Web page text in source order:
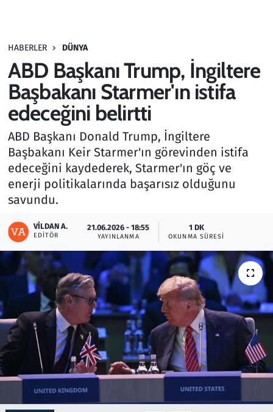
HABERLER DÜNYA
ABD Başkanı Trump, İngiltere
Başbakanı Starmer'ın istifa
edeceğini belirtti
ABD Başkanı Donald Trump, İngiltere
Başbakanı Keir Starmer'ın görevinden istifa
edeceğini kaydederek, Starmer'ın göç ve
enerji politikalarında başarısız olduğunu
savundu.
VILDAN A.
EDITÖR
21.06.2026 - 18:55
YAYINLANMA
1 DK
OKUNMA SÜRESI
Haber
Kültür Sanat
Kurumsal Haberler
Lezzet Durağı
Memur ve Kamu
Otomobil
Oyun
Ramazan
Resmi İlanlar
Rüya Tabirleri
Sağlık
Savunma Sanayi